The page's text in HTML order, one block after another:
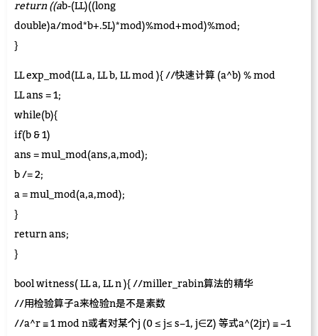
return ((ab-(LL)((long
double)a/mod*b+.5L)*mod)%mod+mod)%mod;
}
LL exp_mod(LL a, LL b, LL mod ){ //快速计算 (a^b) % mod
LL ans = 1;
while(b){
if(b & 1)
ans = mul_mod(ans,a,mod);
b /= 2;
a = mul_mod(a,a,mod);
}
return ans;
}
bool witness( LL a, LL n ){ //miller_rabin算法的精华
//用检验算子a来检验n是不是素数
//a^r ≡ 1 mod n或者对某个j (0 ≤ j≤ s−1, j∈Z) 等式a^(2jr) ≡ −1